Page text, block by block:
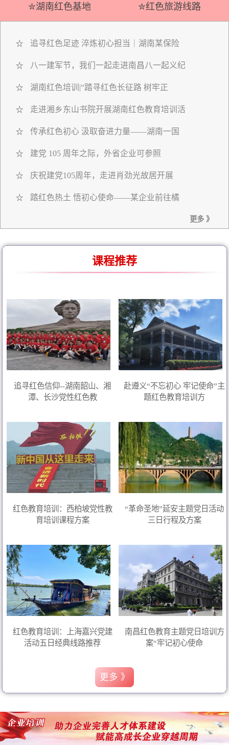
✮湖南红色基地 ✮红色旅游线路
☆ 追寻红色足迹 淬炼初心担当｜湖南某保险
☆ 八一建军节，我们一起走进南昌八一起义纪
☆ 湖南红色培训|“踏寻红色长征路 树牢正
☆ 走进湘乡东山书院开展湖南红色教育培训活
☆ 传承红色初心 汲取奋进力量——湖南一国
☆ 建党 105 周年之际，外省企业可参照
☆ 庆祝建党105周年，走进肖劲光故居开展
☆ 踏红色热土 悟初心使命——某企业前往橘
更多 》
课程推荐
追寻红色信仰--湖南韶山、湘
潭、长沙党性红色教
赴遵义“不忘初心 牢记使命”主
题红色教育培训方
红色教育培训：西柏坡党性教
育培训课程方案
“革命圣地”延安主题党日活动
三日行程及方案
红色教育培训：上海嘉兴党建
活动五日经典线路推荐
南昌红色教育主题党日培训方
案“牢记初心使命
更多 》